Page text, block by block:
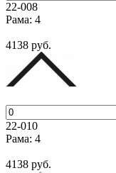
22-008
Рама: 4
4138 руб.
22-010
Рама: 4
4138 руб.